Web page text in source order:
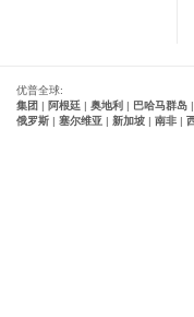
优普全球:
集团 | 阿根廷 | 奥地利 | 巴哈马群岛 |
俄罗斯 | 塞尔维亚 | 新加坡 | 南非 |